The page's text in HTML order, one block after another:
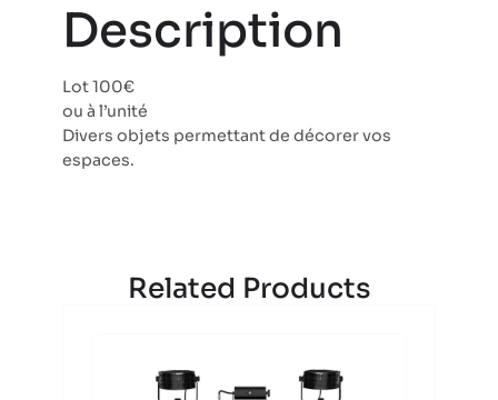
Description
Lot 100€
ou à l’unité
Divers objets permettant de décorer vos
espaces.
Related Products